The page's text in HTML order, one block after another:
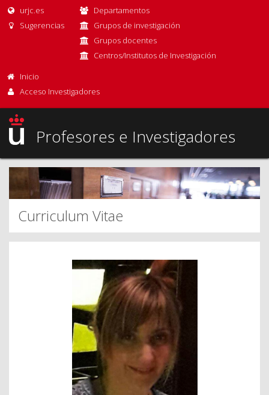
urjc.es
Sugerencias
Departamentos
Grupos de investigación
Grupos docentes
Centros/Institutos de Investigación
Inicio
Acceso Investigadores
Profesores e Investigadores
Curriculum Vitae